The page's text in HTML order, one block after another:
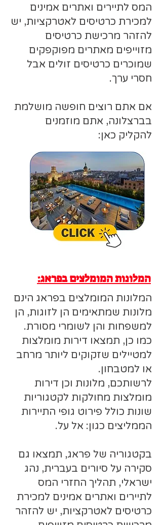
המס לתיירים ואתרים אמינים
למכירת כרטיסים לאטרקציות, יש
להזהר מרכישת כרטיסים
מזוייפים מאתרים מפוקפקים
שמוכרים כרטיסים זולים אבל
חסרי ערך.
אם אתם רוצים חופשה מושלמת
בברצלונה, אתם מוזמנים
להקליק כאן:
המלונות המומלצים בפראג:
המלונות המומלצים בפראג הינם
מלונות שמתאימים הן לזוגות, הן
למשפחות והן לשומרי מסורת.
כמו כן, תמצאו דירות מומלצות
למטיילים שזקוקים ליותר מרחב
או למטבחון.
לרשותכם, מלונות וכן דירות
מומלצות מחולקות לקטגוריות
שונות כולל פירוט גופי התיירות
הממליצים כגון: אל על.
בקטגוריה של פראג, תמצאו גם
סקירה על סיורים בעברית, נהג
ישראלי, תהליך החזרי המס
לתיירים ואתרים אמינים למכירת
כרטיסים לאטרקציות, יש להזהר